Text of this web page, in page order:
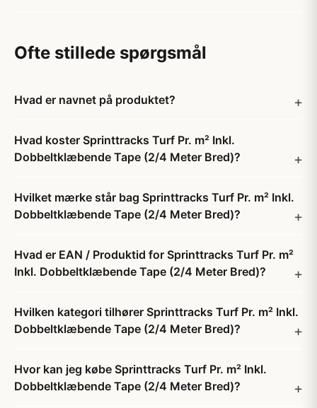
Ofte stillede spørgsmål
Hvad er navnet på produktet?
Hvad koster Sprinttracks Turf Pr. m² Inkl.
Dobbeltklæbende Tape (2/4 Meter Bred)?
Hvilket mærke står bag Sprinttracks Turf Pr. m² Inkl.
Dobbeltklæbende Tape (2/4 Meter Bred)?
Hvad er EAN / Produktid for Sprinttracks Turf Pr. m²
Inkl. Dobbeltklæbende Tape (2/4 Meter Bred)?
Hvilken kategori tilhører Sprinttracks Turf Pr. m² Inkl.
Dobbeltklæbende Tape (2/4 Meter Bred)?
Hvor kan jeg købe Sprinttracks Turf Pr. m² Inkl.
Dobbeltklæbende Tape (2/4 Meter Bred)?